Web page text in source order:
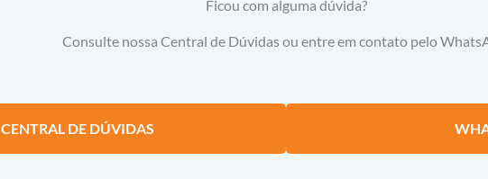
Ficou com alguma dúvida?
Consulte nossa Central de Dúvidas ou entre em contato pelo
CENTRAL DE DÚVIDAS